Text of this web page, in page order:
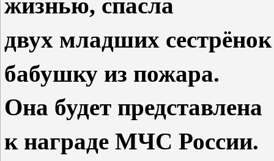
жизнью, спасла
двух младших
бабушку из пожара.
Она будет представлена
к награде МЧС России.